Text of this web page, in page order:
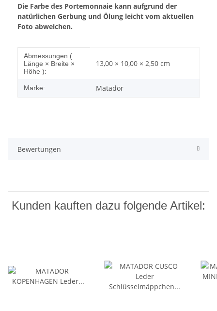
Die Farbe des Portemonnaie kann aufgrund der
natürlichen Gerbung und Ölung leicht vom aktuellen
Foto abweichen.
Produkteigenschaft
Wert
Abmessungen (
Länge × Breite ×
Höhe ):
13,00 × 10,00 × 2,50 cm
Marke: Matador
Bewertungen
Kunden kauften dazu folgende Artikel: